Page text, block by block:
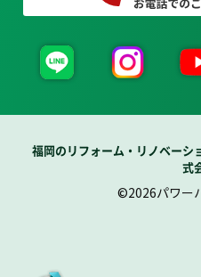
福岡のリフォーム・リノベーシ
式
©2026パワー